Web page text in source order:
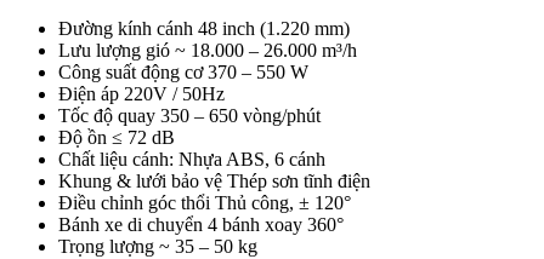
Đường kính cánh 48 inch (1.220 mm)
Lưu lượng gió ~ 18.000 – 26.000 m³/h
Công suất động cơ 370 – 550 W
Điện áp 220V / 50Hz
Tốc độ quay 350 – 650 vòng/phút
Độ ồn ≤ 72 dB
Chất liệu cánh: Nhựa ABS, 6 cánh
Khung & lưới bảo vệ Thép sơn tĩnh điện
Điều chỉnh góc thổi Thủ công, ± 120°
Bánh xe di chuyển 4 bánh xoay 360°
Trọng lượng ~ 35 – 50 kg